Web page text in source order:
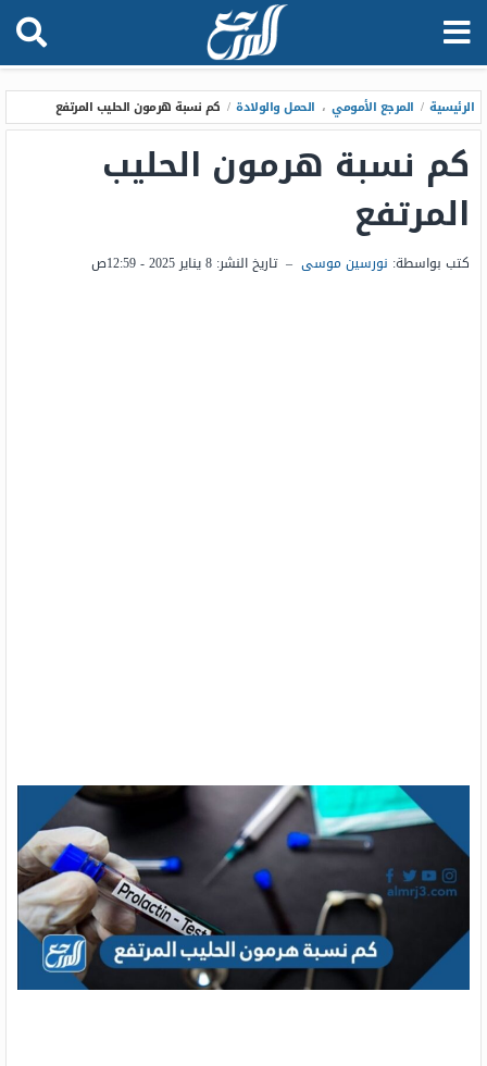
الرئيسية / المرجع الأمومي ، الحمل والولادة / كم نسبة هرمون الحليب المرتفع
كم نسبة هرمون الحليب
المرتفع
كتب بواسطة: نورسين موسى – تاريخ النشر: 8 يناير 2025 - 12:59ص